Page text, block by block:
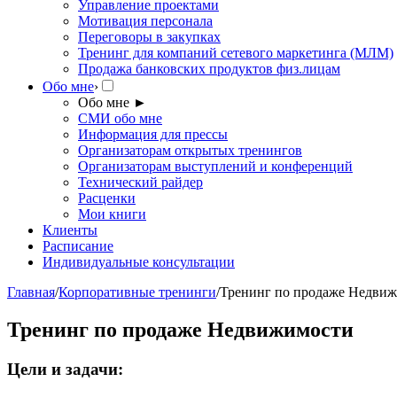
Управление проектами
Мотивация персонала
Переговоры в закупках
Тренинг для компаний сетевого маркетинга (МЛМ)
Продажа банковских продуктов физ.лицам
Обо мне›
Обо мне ►
СМИ обо мне
Информация для прессы
Организаторам открытых тренингов
Организаторам выступлений и конференций
Технический райдер
Расценки
Мои книги
Клиенты
Расписание
Индивидуальные консультации
Главная/Корпоративные тренинги/Тренинг по продаже
Тренинг по продаже Недвижимости
Цели и задачи: